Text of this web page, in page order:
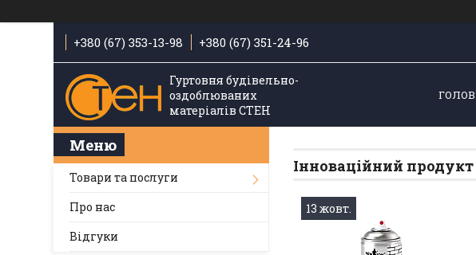
+380 (67) 353-13-98 +380 (67) 351-24-96
Гуртовня будівельно-
оздоблюваних
матеріалів СТЕН
Інноваційний
13 жовт.
Товари та послуги
Про нас
Відгуки